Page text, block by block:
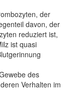
der
davon, der
reduziert ist,
ist quasi
des
Verhalten im